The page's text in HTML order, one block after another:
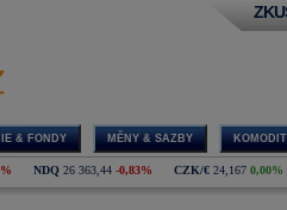
& FONDY MĚNY & SAZBY
NDQ 26 363,44 -0,83% CZK/€ 24,167 0,00%